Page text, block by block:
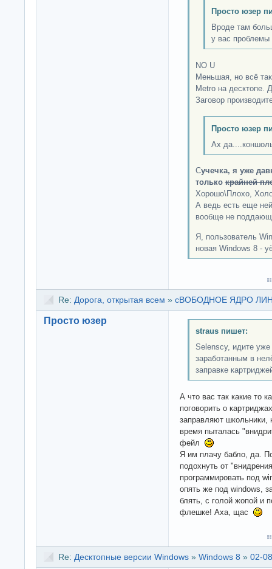
Просто юзер
Вроде там
у вас проблемы
NO U
Меньшая, но всё
Metro на десктопе.
Заговор
Просто юзер
Ах
Сучечка, я уже
толькокрайней
Хорошо\Плохо,
А ведь есть еще
вообще не
Я, пользователь
новая Windows 8 -
Re: Дорога, открытая всем » сВОБОДНОЕ ЯДРО
Просто юзер
straus пишет:
Selenscy, идите
заработанным в
заправке
А что вас так какие то
поговорить о
заправляют школьники,
время пыталась
фейл
Я им плачу бабло, да.
подохнуть от
программировать под
опять же под windows,
блять, с голой жопой и
флешке! Аха, щас
Re: Десктопные версии Windows » Windows 8 » 02-